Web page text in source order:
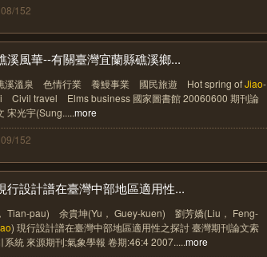
152
溪風華--有關臺灣宜蘭縣礁溪鄉...
溪溫泉 色情行業 養鰻事業 國民旅遊 Hot spring ofJiao-
Civil travel Elms business 國家圖書館 20060600 期刊論
宋光宇(Sung.....more
152
行設計譜在臺灣中部地區適用性...
Tian-pau) 余貴坤(Yu， Guey-kuen) 劉芳嬌(Liu， Feng-
) 現行設計譜在臺灣中部地區適用性之探討 臺灣期刊論文索
系統 來源期刊:氣象學報 卷期:46:4 2007.....more